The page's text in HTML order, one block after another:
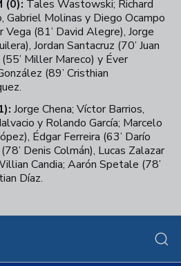
(0): Tales Wastowski; Richard
Gabriel Molinas y Diego Ocampo
Vega (81’ David Alegre), Jorge
Jordan Santacruz (70’ Juan
Miller Mareco) y Éver
(89’ Cristhian
Jorge Chena; Víctor Barrios,
y Rolando García; Marcelo
Édgar Ferreira (63’ Darío
Denis Colmán), Lucas Zalazar
Candia; Aarón Spetale (78’
Díaz.